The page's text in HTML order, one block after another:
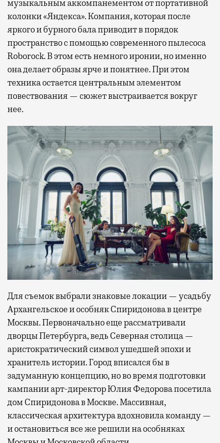
музыкальным аккомпанементом от портативной
колонки «Яндекса». Компания, которая после
яркого и бурного бала приводит в порядок
пространство с помощью современного пылесоса
Roborock. В этом есть немного иронии, но именно
она делает образы ярче и понятнее. При этом
техника остается центральным элементом
повествования — сюжет выстраивается вокруг
нее.
Для съемок выбрали знаковые локации — усадьбу
Архангельское и особняк Спиридонова в центре
Москвы. Первоначально еще рассматривали
дворцы Петербурга, ведь Северная столица —
аристократический символ ушедшей эпохи и
хранитель истории. Город вписался бы в
задуманную концепцию, но во время подготовки
кампании арт-директор Юлия Федорова посетила
дом Спиридонова в Москве. Массивная,
классическая архитектура вдохновила команду —
и остановиться все же решили на особняках